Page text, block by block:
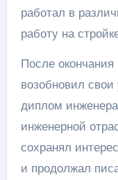
работал в
работу на
После
возобновил
диплом
инженерной
сохранял
и продолжал